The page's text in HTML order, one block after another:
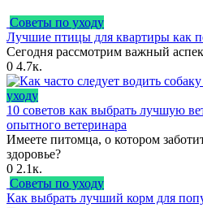
Советы по уходу
Лучшие птицы для квартиры как
Сегодня рассмотрим важный
0 4.7к.
уходу
10 советов как выбрать лучшую
опытного ветеринара
Имеете питомца, о котором
здоровье?
0 2.1к.
Советы по уходу
Как выбрать лучший корм для